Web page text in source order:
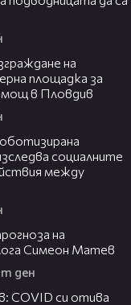
на
площадка за
в Пловдив
социалните
между
на
Симеон Матев
ден
COVID си отива